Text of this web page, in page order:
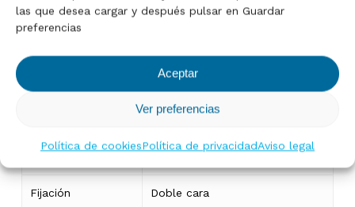
las que desea cargar y después pulsar en Guardar
preferencias
Aceptar
Ver preferencias
Política de cookiesPolítica de privacidadAviso legal
Medidas 160 x 103 x 45 mm
160 mm
16-20 mm
Fijación Doble cara